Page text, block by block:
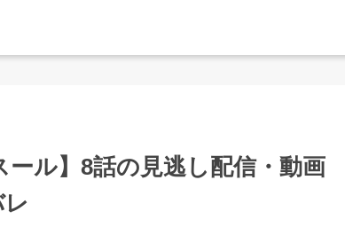
ール】8話の見逃し配信・動画